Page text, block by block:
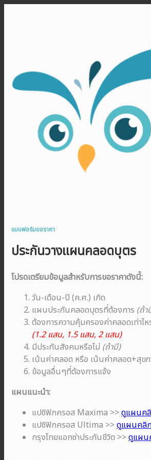
แบบฟอร์มขอราคา
ประกันวางแผนคลอดบุตร
โปรดเตรียมข้อมูลสำหรับการขอราคาดังนี้:
วัน-เดือน-ปี (ค.ศ.) เกิด
แผนประกันคลอดบุตรที่ต้องการ (ถ้า
ต้องการความคุ้มครองค่าคลอดเท่าไห
(1.2 แสน, 1.5 แสน, 2 แสน)
มีประกันสังคมหรือไม่ (ถ้ามี)
เน้นค่าคลอด หรือ เน้นค่าคลอด+สุข
ข้อมูลอื่นๆที่ต้องการแจ้ง
แผนแนะนำ:
แปซิฟิกครอส Maxima >>ดูแผนค
แปซิฟิกครอส Ultima >>ดูแผนคลิ
กรุงไทยแอกซ่าประกันชีวิต >>ดูแผน